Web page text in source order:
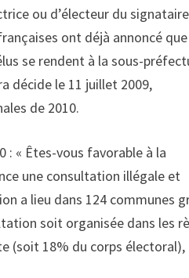
ou d’électeur du
ont déjà annoncé que
se rendent à la sous-
décide le 11 juillet 2009,
de 2010.
: « Êtes-vous favorable à la
une consultation illégale et
a lieu dans 124 communes
soit organisée dans les
(soit 18% du corps électoral),